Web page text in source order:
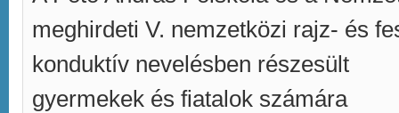
meghirdeti V. nemzetközi rajz- és
konduktív nevelésben részesült
gyermekek és fiatalok számára